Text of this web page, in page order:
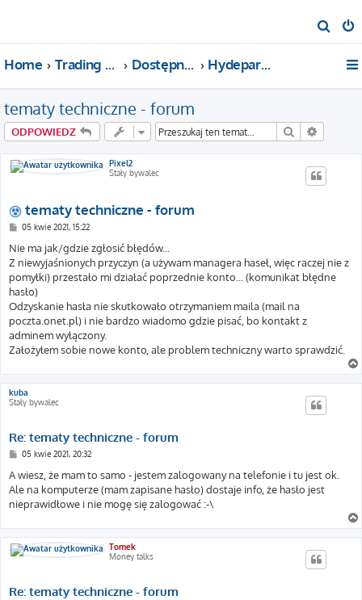
z
Home Trading For a Living Dostępne kategorie Hydepark (o wszystkim)
tematy techniczne - forum
ODPOWIEDZ Szukaj
Pixel2
Stały bywalec
tematy techniczne - forum
P
s
t
05 kwie 2021, 15:22
Nie ma jak/gdzie zgłosić błędów...
Z niewyjaśnionych przyczyn (a używam managera haseł, więc raczej nie z
pomyłki) przestało mi działać poprzednie konto... (komunikat błędne
hasło)
Odzyskanie hasła nie skutkowało otrzymaniem maila (mail na
poczta.onet.pl) i nie bardzo wiadomo gdzie pisać, bo kontakt z
adminem wyłączony.
Założyłem sobie nowe konto, ale problem techniczny warto sprawdzić.
kuba
Stały bywalec
Re: tematy techniczne - forum
P
s
t
05 kwie 2021, 20:32
A wiesz, że mam to samo - jestem zalogowany na telefonie i tu jest ok.
Ale na komputerze (mam zapisane hasło) dostaje info, że hasło jest
nieprawidłowe i nie mogę się zalogować :-\
Tomek
Money talks
Re: tematy techniczne - forum